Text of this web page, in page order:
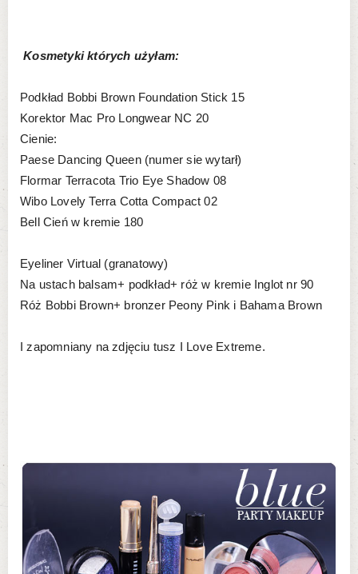
Kosmetyki których użyłam:
Podkład Bobbi Brown Foundation Stick 15
Korektor Mac Pro Longwear NC 20
Cienie:
Paese Dancing Queen (numer sie wytarł)
Flormar Terracota Trio Eye Shadow 08
Wibo Lovely Terra Cotta Compact 02
Bell Cień w kremie 180
Eyeliner Virtual (granatowy)
Na ustach balsam+ podkład+ róż w kremie Inglot nr 90
Róż Bobbi Brown+ bronzer Peony Pink i Bahama Brown
I zapomniany na zdjęciu tusz I Love Extreme.